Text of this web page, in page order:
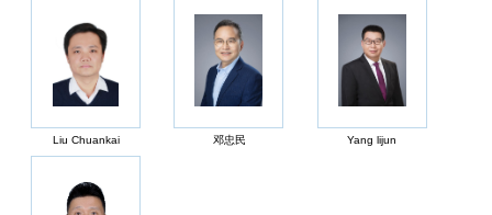
Liu Chuankai 邓忠民 Yang lijun